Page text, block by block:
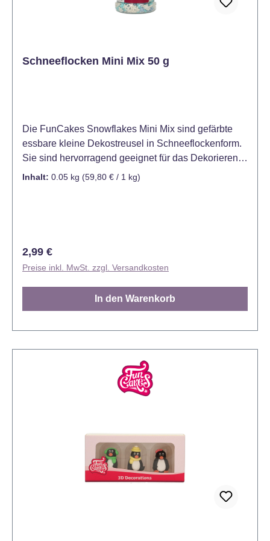
Schneeflocken Mini Mix 50 g
Die FunCakes Snowflakes Mini Mix sind gefärbte
essbare kleine Dekostreusel in Schneeflockenform.
Sie sind hervorragend geeignet für das Dekorieren
und Verzieren von Kuchen, Torten, Cupcakes,
Farben und Größen erhältlich. Verpackt in
praktischer Streudose. Farbe: Weiß, Blau,
Dunkelblau Inhalt: 50 Gramm. Lager: Trocken lagern,
zwischen 8° C - 20° C
Inhalt: 0.05 kg (59,80 € / 1 kg)
Regulärer Preis:
2,99 €
Preise inkl. MwSt. zzgl. Versandkosten
In den Warenkorb